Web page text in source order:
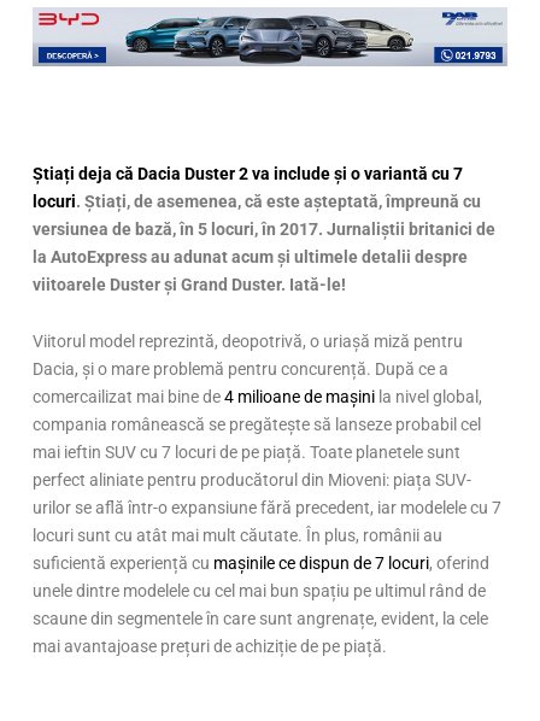
Știați deja că Dacia Duster 2 va include și o variantă cu 7
locuri. Știați, de asemenea, că este așteptată, împreună cu
versiunea de bază, în 5 locuri, în 2017. Jurnaliștii britanici de
la AutoExpress au adunat acum și ultimele detalii despre
viitoarele Duster și Grand Duster. Iată-le!
Viitorul model reprezintă, deopotrivă, o uriașă miză pentru
Dacia, și o mare problemă pentru concurență. După ce a
comercailizat mai bine de4 milioane de mașini la nivel global,
compania românească se pregătește să lanseze probabil cel
mai ieftin SUV cu 7 locuri de pe piață. Toate planetele sunt
perfect aliniate pentru producătorul din Mioveni: piața SUV-
urilor se află într-o expansiune fără precedent, iar modelele cu 7
locuri sunt cu atât mai mult căutate. În plus, românii au
suficientă experiență cu mașinile ce dispun de 7 locuri, oferind
unele dintre modelele cu cel mai bun spațiu pe ultimul rând de
scaune din segmentele în care sunt angrenațe, evident, la cele
mai avantajoase prețuri de achiziție de pe piață.